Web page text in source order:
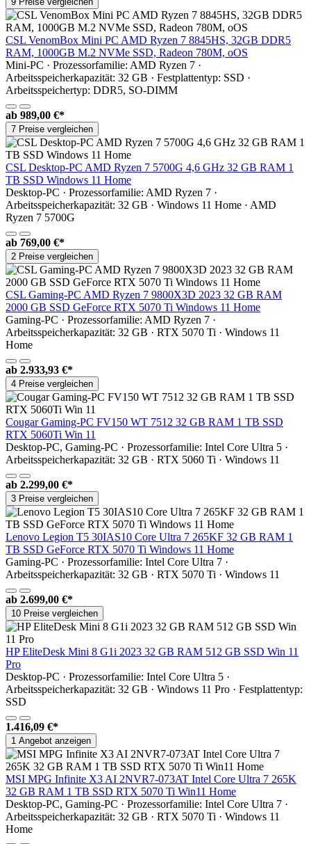
CSL VenomBox Mini PC AMD Ryzen 7 8845HS, 32GB DDR5
RAM, 1000GB M.2 NVMe SSD, Radeon 780M, oOS
Mini-PC · Prozessorfamilie: AMD Ryzen 7 ·
Arbeitsspeicherkapazität: 32 GB · Festplattentyp: SSD ·
Arbeitsspeichertyp: DDR5, SO-DIMM
ab 989,00 €*
7 Preise vergleichen
CSL Desktop-PC AMD Ryzen 7 5700G 4,6 GHz 32 GB RAM 1
TB SSD Windows 11 Home
Desktop-PC · Prozessorfamilie: AMD Ryzen 7 ·
Arbeitsspeicherkapazität: 32 GB · Windows 11 Home · AMD
Ryzen 7 5700G
ab 769,00 €*
2 Preise vergleichen
CSL Gaming-PC AMD Ryzen 7 9800X3D 2023 32 GB RAM
2000 GB SSD GeForce RTX 5070 Ti Windows 11 Home
Gaming-PC · Prozessorfamilie: AMD Ryzen 7 ·
Arbeitsspeicherkapazität: 32 GB · RTX 5070 Ti · Windows 11
Home
ab 2.933,93 €*
4 Preise vergleichen
Cougar Gaming-PC FV150 WT 7512 32 GB RAM 1 TB SSD
RTX 5060Ti Win 11
Desktop-PC, Gaming-PC · Prozessorfamilie: Intel Core Ultra 5 ·
Arbeitsspeicherkapazität: 32 GB · RTX 5060 Ti · Windows 11
ab 2.299,00 €*
3 Preise vergleichen
Lenovo Legion T5 30IAS10 Core Ultra 7 265KF 32 GB RAM 1
TB SSD GeForce RTX 5070 Ti Windows 11 Home
Gaming-PC · Prozessorfamilie: Intel Core Ultra 7 ·
Arbeitsspeicherkapazität: 32 GB · RTX 5070 Ti · Windows 11
ab 2.699,00 €*
10 Preise vergleichen
HP EliteDesk Mini 8 G1i 2023 32 GB RAM 512 GB SSD Win 11
Pro
Desktop-PC · Prozessorfamilie: Intel Core Ultra 5 ·
Arbeitsspeicherkapazität: 32 GB · Windows 11 Pro · Festplattentyp:
SSD
1.416,09 €*
1 Angebot anzeigen
MSI MPG Infinite X3 AI 2NVR7-073AT Intel Core Ultra 7 265K
32 GB RAM 1 TB SSD RTX 5070 Ti Win11 Home
Desktop-PC, Gaming-PC · Prozessorfamilie: Intel Core Ultra 7 ·
Arbeitsspeicherkapazität: 32 GB · RTX 5070 Ti · Windows 11
Home